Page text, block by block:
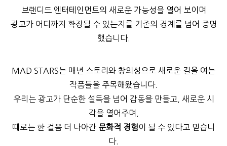
브랜디드 엔터테인먼트의 새로운 가능성을 열어 보이며
광고가 어디까지 확장될 수 있는지를 기존의 경계를 넘어 증명
했습니다.
MAD STARS는 매년 스토리와 창의성으로 새로운 길을 여는
작품들을 주목해왔습니다.
우리는 광고가 단순한 설득을 넘어 감동을 만들고, 새로운 시
각을 열어주며,
때로는 한 걸음 더 나아간 문화적 경험이 될 수 있다고 믿습니
다.